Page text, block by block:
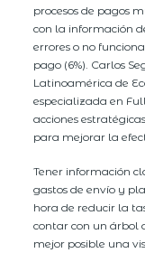
procesos de pagos
con la información
errores o no
pago (6%). Carlos
Latinoamérica de
especializada en
acciones
para mejorar la
Tener información
gastos de envío y
hora de reducir la
contar con un árbol
mejor posible una